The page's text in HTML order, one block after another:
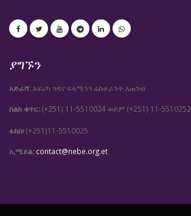
ያግኙን
አድራሻ: አፍሪካ ጎዳና ፍላሚንጎ ሬስቶራንት አጠገብ
ስልክ ቁጥር:(+251) 11-5510024 ወይም (+251) 11-5510252
ፋክስ፡(+251)11-5510025
ኢሜይል: contact@nebe.org.et